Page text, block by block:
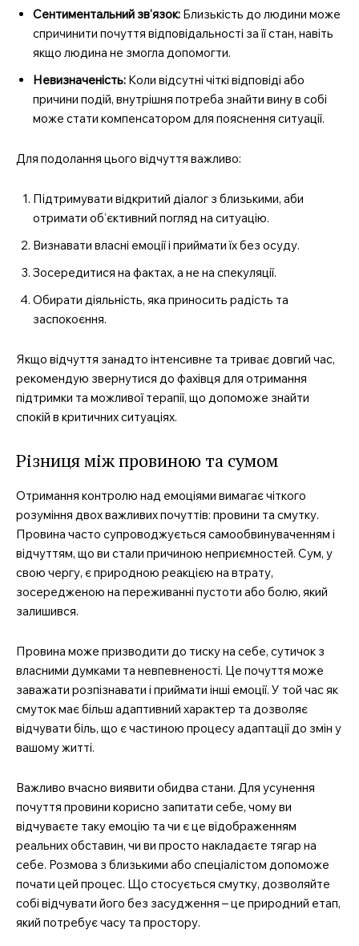
Сентиментальний зв’язок: Близькість до людини може
спричинити почуття відповідальності за її стан, навіть
якщо людина не змогла допомогти.
Невизначеність: Коли відсутні чіткі відповіді або
причини подій, внутрішня потреба знайти вину в собі
може стати компенсатором для пояснення ситуації.
Для подолання цього відчуття важливо:
Підтримувати відкритий діалог з близькими, аби
отримати об’єктивний погляд на ситуацію.
Визнавати власні емоції і приймати їх без осуду.
Зосередитися на фактах, а не на спекуляції.
Обирати діяльність, яка приносить радість та
заспокоєння.
Якщо відчуття занадто інтенсивне та триває довгий час,
рекомендую звернутися до фахівця для отримання
підтримки та можливої терапії, що допоможе знайти
спокій в критичних ситуаціях.
Різниця між провиною та сумом
Отримання контролю над емоціями вимагає чіткого
розуміння двох важливих почуттів: провини та смутку.
Провина часто супроводжується самообвинуваченням і
відчуттям, що ви стали причиною неприємностей. Сум, у
свою чергу, є природною реакцією на втрату,
зосередженою на переживанні пустоти або болю, який
залишився.
Провина може призводити до тиску на себе, сутичок з
власними думками та невпевненості. Це почуття може
заважати розпізнавати і приймати інші емоції. У той час як
смуток має більш адаптивний характер та дозволяє
відчувати біль, що є частиною процесу адаптації до змін у
вашому житті.
Важливо вчасно виявити обидва стани. Для усунення
почуття провини корисно запитати себе, чому ви
відчуваєте таку емоцію та чи є це відображенням
реальних обставин, чи ви просто накладаєте тягар на
себе. Розмова з близькими або спеціалістом допоможе
почати цей процес. Що стосується смутку, дозволяйте
собі відчувати його без засудження – це природний етап,
який потребує часу та простору.